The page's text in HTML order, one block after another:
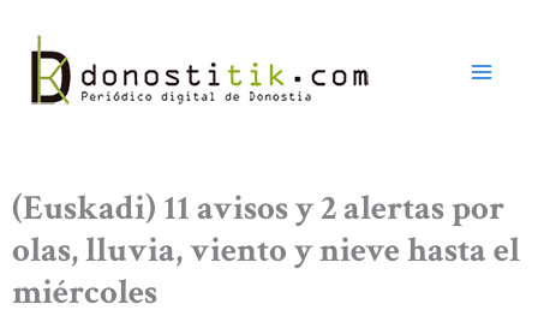
contenido
(Euskadi) 11 avisos y 2 alertas por
olas, lluvia, viento y nieve hasta el
miércoles